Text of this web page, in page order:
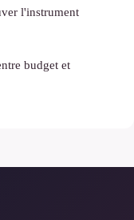
l'instrument
budget et